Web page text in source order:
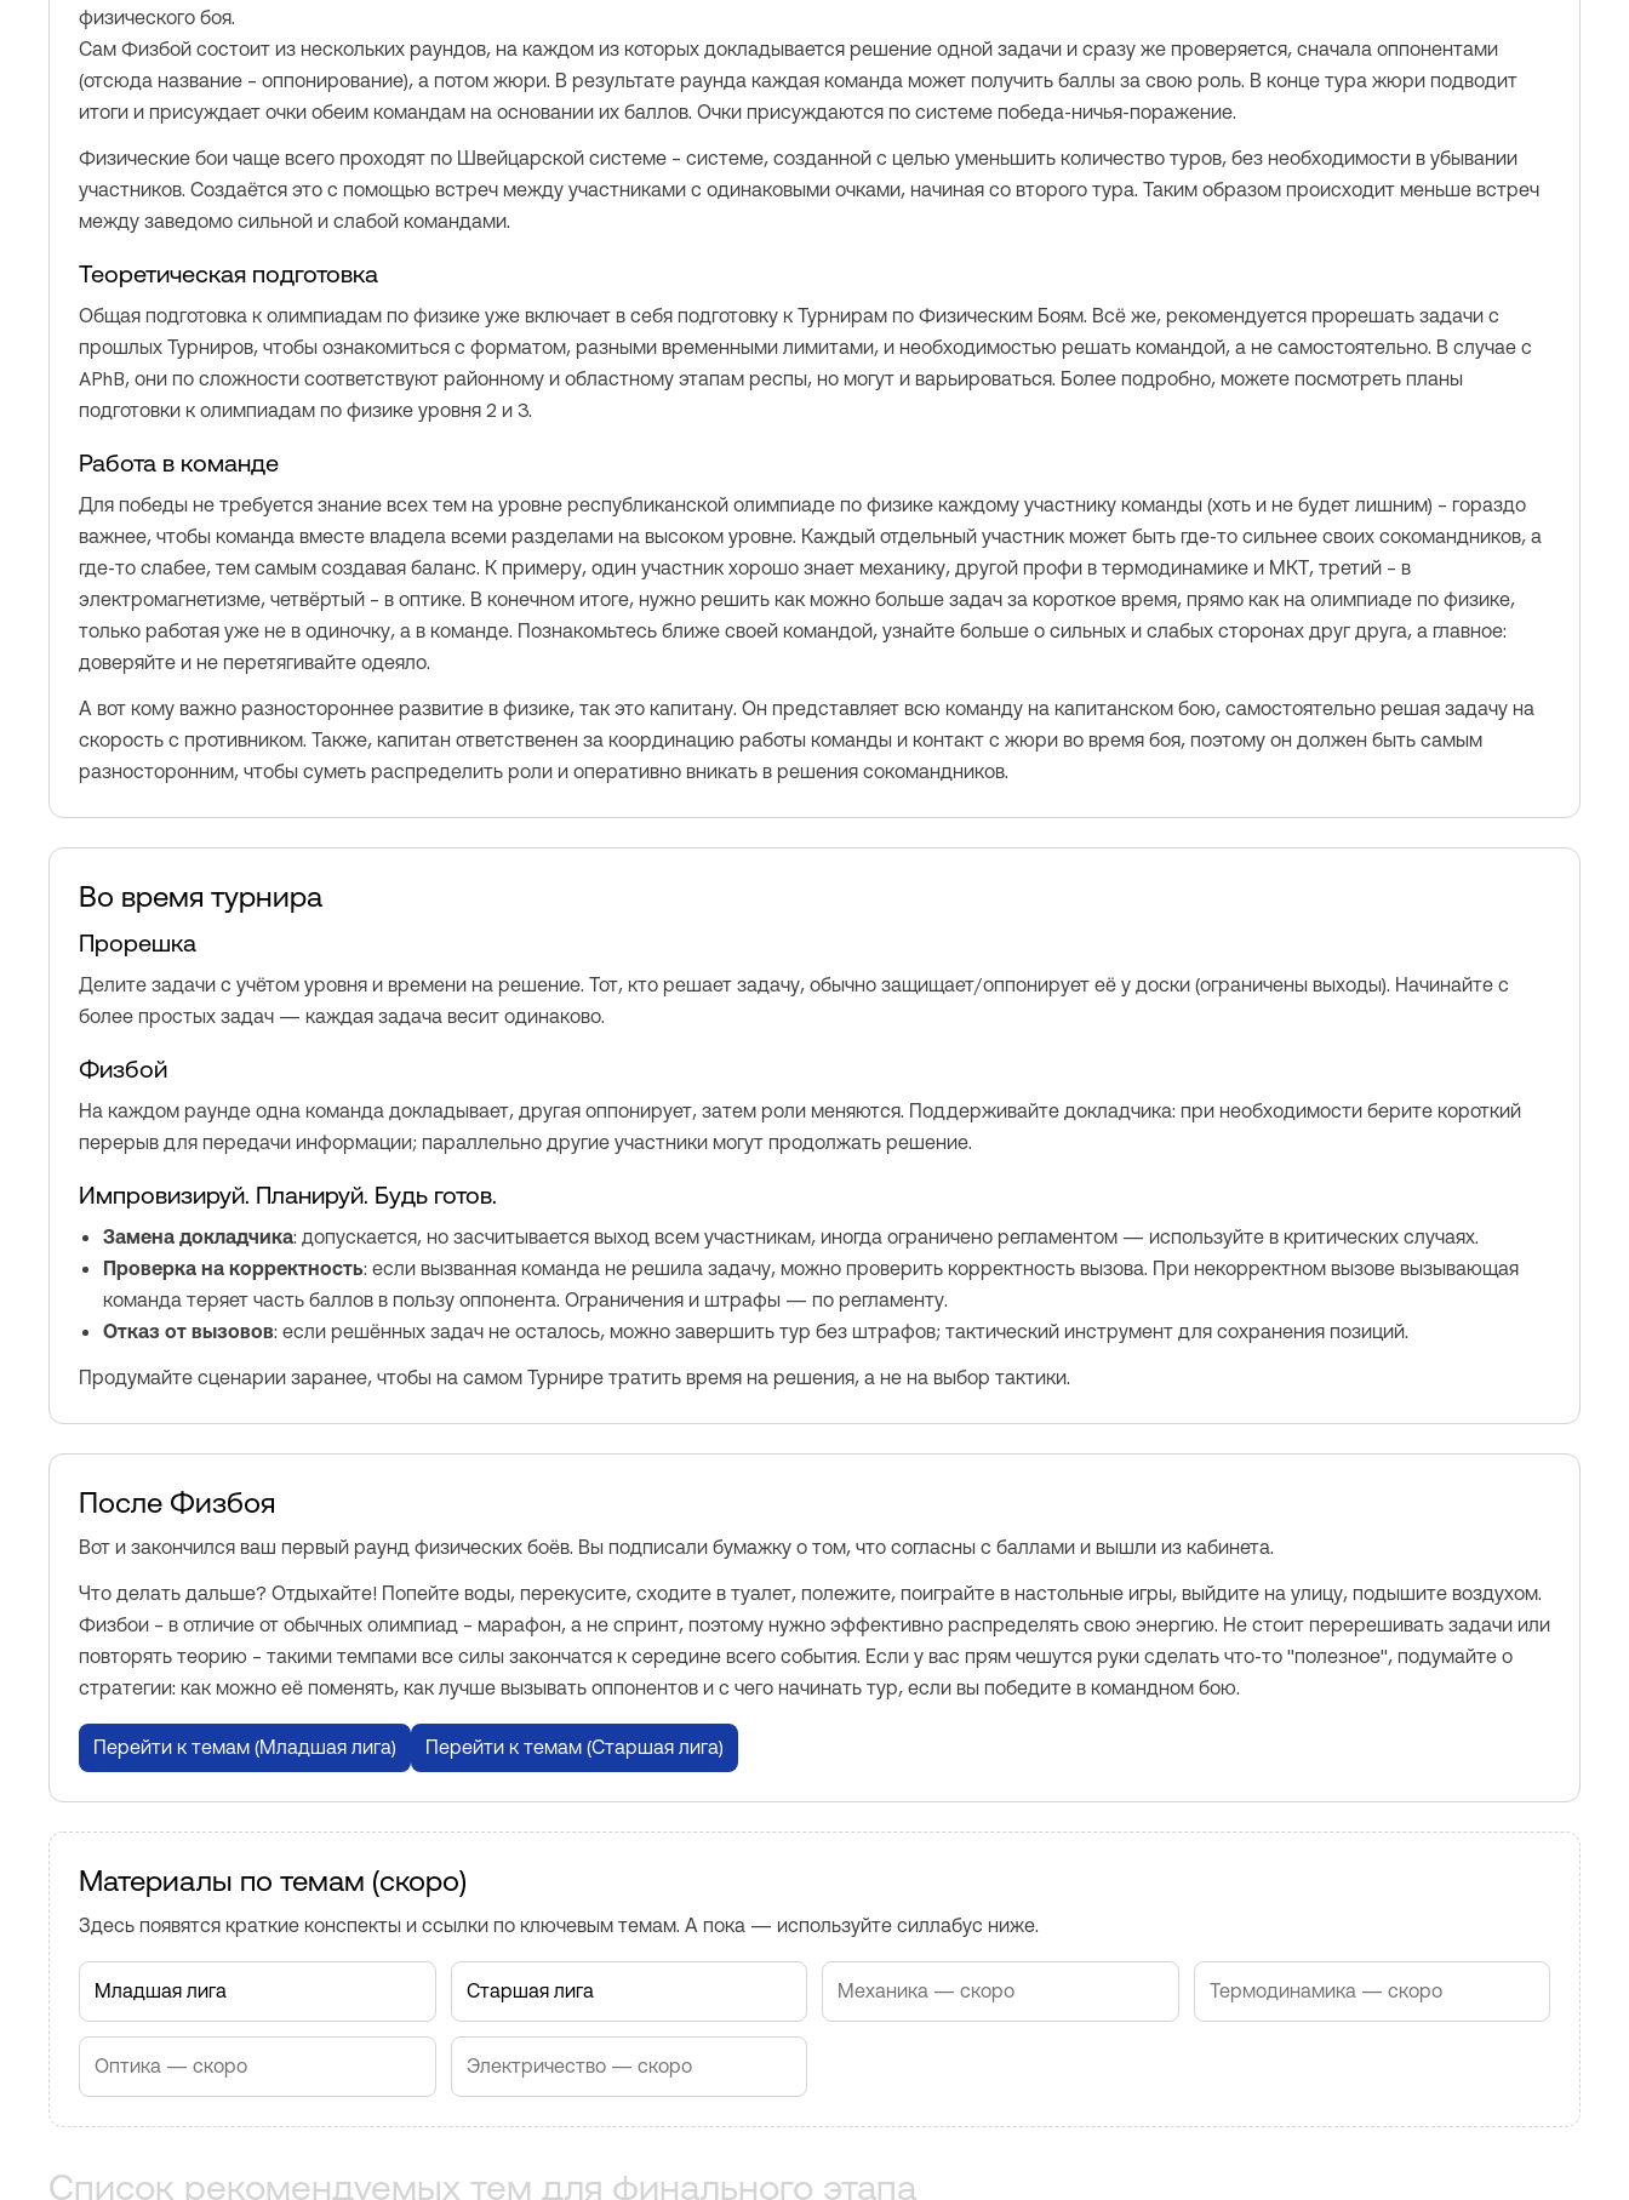
физического боя.
Сам Физбой состоит из нескольких раундов, на каждом из которых докладывается решение одной задачи и сразу же проверяется, сначала оппонентами
(отсюда название – оппонирование), а потом жюри. В результате раунда каждая команда может получить баллы за свою роль. В конце тура жюри подводит
итоги и присуждает очки обеим командам на основании их баллов. Очки присуждаются по системе победа-ничья-поражение.
Физические бои чаще всего проходят по Швейцарской системе – системе, созданной с целью уменьшить количество туров, без необходимости в убывании
участников. Создаётся это с помощью встреч между участниками с одинаковыми очками, начиная со второго тура. Таким образом происходит меньше встреч
между заведомо сильной и слабой командами.
Теоретическая подготовка
Общая подготовка к олимпиадам по физике уже включает в себя подготовку к Турнирам по Физическим Боям. Всё же, рекомендуется прорешать задачи с
прошлых Турниров, чтобы ознакомиться с форматом, разными временными лимитами, и необходимостью решать командой, а не самостоятельно. В случае с
APhB, они по сложности соответствуют районному и областному этапам респы, но могут и варьироваться. Более подробно, можете посмотреть планы
подготовки к олимпиадам по физике уровня 2 и 3.
Работа в команде
Для победы не требуется знание всех тем на уровне республиканской олимпиаде по физике каждому участнику команды (хоть и не будет лишним) – гораздо
важнее, чтобы команда вместе владела всеми разделами на высоком уровне. Каждый отдельный участник может быть где-то сильнее своих сокомандников, а
где-то слабее, тем самым создавая баланс. К примеру, один участник хорошо знает механику, другой профи в термодинамике и МКТ, третий – в
электромагнетизме, четвёртый – в оптике. В конечном итоге, нужно решить как можно больше задач за короткое время, прямо как на олимпиаде по физике,
только работая уже не в одиночку, а в команде. Познакомьтесь ближе своей командой, узнайте больше о сильных и слабых сторонах друг друга, а главное:
доверяйте и не перетягивайте одеяло.
А вот кому важно разностороннее развитие в физике, так это капитану. Он представляет всю команду на капитанском бою, самостоятельно решая задачу на
скорость с противником. Также, капитан ответственен за координацию работы команды и контакт с жюри во время боя, поэтому он должен быть самым
разносторонним, чтобы суметь распределить роли и оперативно вникать в решения сокомандников.
Во время турнира
Прорешка
Делите задачи с учётом уровня и времени на решение. Тот, кто решает задачу, обычно защищает/оппонирует её у доски (ограничены выходы). Начинайте с
более простых задач — каждая задача весит одинаково.
Физбой
На каждом раунде одна команда докладывает, другая оппонирует, затем роли меняются. Поддерживайте докладчика: при необходимости берите короткий
перерыв для передачи информации; параллельно другие участники могут продолжать решение.
Импровизируй. Планируй. Будь готов.
Замена докладчика: допускается, но засчитывается выход всем участникам, иногда ограничено регламентом — используйте в критических случаях.
Проверка на корректность: если вызванная команда не решила задачу, можно проверить корректность вызова. При некорректном вызове вызывающая
команда теряет часть баллов в пользу оппонента. Ограничения и штрафы — по регламенту.
Отказ от вызовов: если решённых задач не осталось, можно завершить тур без штрафов; тактический инструмент для сохранения позиций.
Продумайте сценарии заранее, чтобы на самом Турнире тратить время на решения, а не на выбор тактики.
После Физбоя
Вот и закончился ваш первый раунд физических боёв. Вы подписали бумажку о том, что согласны с баллами и вышли из кабинета.
Что делать дальше? Отдыхайте! Попейте воды, перекусите, сходите в туалет, полежите, поиграйте в настольные игры, выйдите на улицу, подышите воздухом.
Физбои – в отличие от обычных олимпиад – марафон, а не спринт, поэтому нужно эффективно распределять свою энергию. Не стоит перерешивать задачи или
повторять теорию – такими темпами все силы закончатся к середине всего события. Если у вас прям чешутся руки сделать что-то "полезное", подумайте о
стратегии: как можно её поменять, как лучше вызывать оппонентов и с чего начинать тур, если вы победите в командном бою.
Перейти к темам (Младшая лига) Перейти к темам (Старшая лига)
Материалы по темам (скоро)
Здесь появятся краткие конспекты и ссылки по ключевым темам. А пока — используйте силлабус ниже.
Младшая лига Старшая лига Механика — скоро Термодинамика — скоро
Оптика — скоро Электричество — скоро
Список рекомендуемых тем для финального этапа